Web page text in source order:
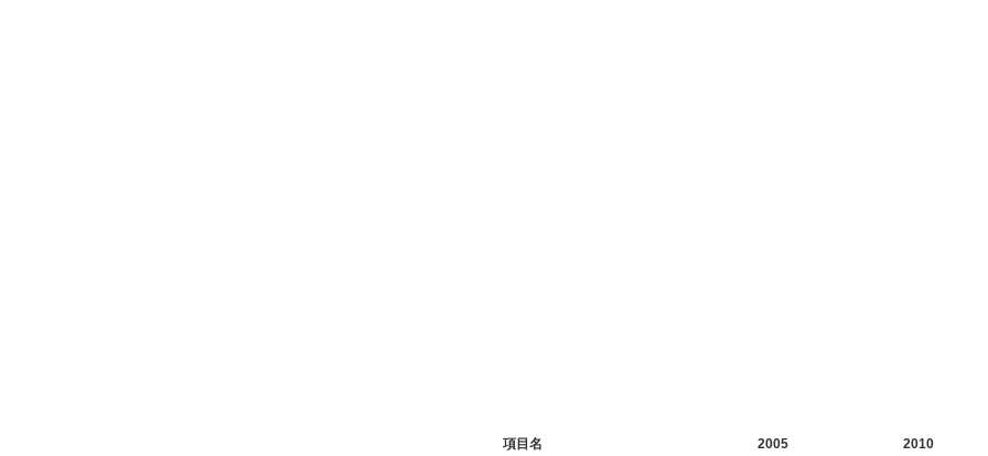
項目名 2005 2010